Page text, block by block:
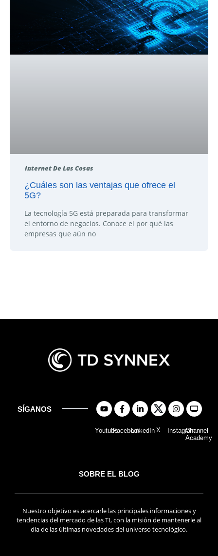
Internet De Las Cosas
¿Cuáles son las ventajas que ofrece el
5G?
La tecnología 5G está preparada para transformar
el entorno de negocios. Conoce el por qué las
empresas que aún no
SÍGANOS
YoutubeFacebookLinkedIn X InstagramChannel
Academy
SOBRE EL BLOG
Nuestro objetivo es acercarle las principales informaciones y
tendencias del mercado de las TI, con la misión de mantenerle al
día de las últimas novedades del universo tecnológico.